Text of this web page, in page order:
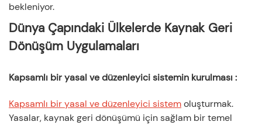
bekleniyor.
Dünya Çapındaki Ülkelerde Kaynak Geri
Dönüşüm Uygulamaları
Kapsamlı bir yasal ve düzenleyici sistemin kurulması :
Kapsamlı bir yasal ve düzenleyici sistemoluşturmak.
Yasalar, kaynak geri dönüşümü için sağlam bir temel